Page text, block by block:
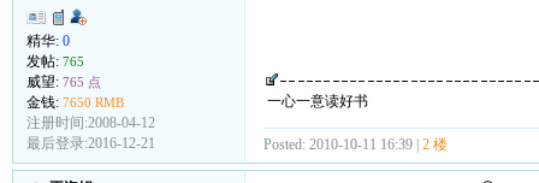
精华: 0
发帖: 765
威望: 765 点
金钱: 7650 RMB
注册时间:2008-04-12
最后登录:2016-12-21
一心一意读好书
Posted: 2010-10-11 16:39 | 2 楼